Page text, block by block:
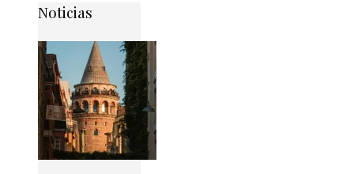
Noticias